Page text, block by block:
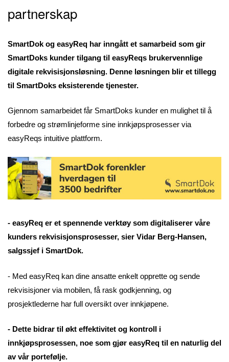
partnerskap
SmartDok og easyReq har inngått et samarbeid som gir
SmartDoks kunder tilgang til easyReqs brukervennlige
digitale rekvisisjonsløsning. Denne løsningen blir et tillegg
til SmartDoks eksisterende tjenester.
Gjennom samarbeidet får SmartDoks kunder en mulighet til å
forbedre og strømlinjeforme sine innkjøpsprosesser via
easyReqs intuitive plattform.
- easyReq er et spennende verktøy som digitaliserer våre
kunders rekvisisjonsprosesser, sier Vidar Berg-Hansen,
salgssjef i SmartDok.
- Med easyReq kan dine ansatte enkelt opprette og sende
rekvisisjoner via mobilen, få rask godkjenning, og
prosjektlederne har full oversikt over innkjøpene.
- Dette bidrar til økt effektivitet og kontroll i
innkjøpsprosessen, noe som gjør easyReq til en naturlig del
av vår portefølje.